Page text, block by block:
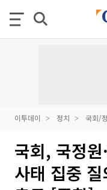
이투데이 정치 국회/
국회, 국정
사태 집중